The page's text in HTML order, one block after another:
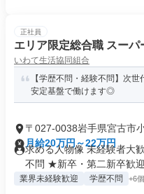
正社員
エリア限定総合職 スーパ
いわて生活協同組合
【学歴不問・経験不問】次
安定基盤で働けます◎
〒027-0038岩手県宮古市
月給20万円～22万円
求める人物像 未経験者大
不問 ★新卒・第二新卒歓迎
業界未経験歓迎 学歴不問 +6個